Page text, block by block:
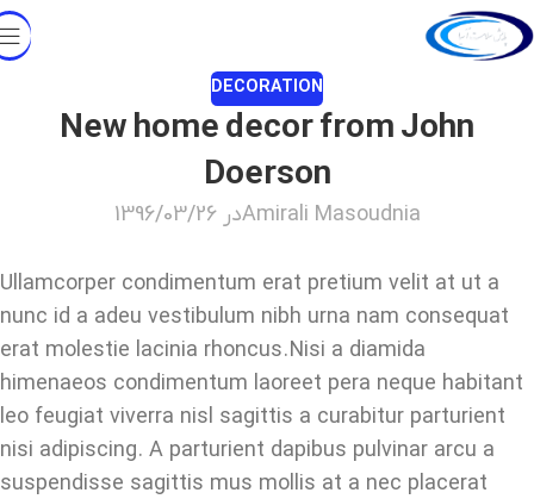
DECORATION
New home decor from John
Doerson
Amirali Masoudniaدر 1396/03/26
Ullamcorper condimentum erat pretium velit at ut a
nunc id a adeu vestibulum nibh urna nam consequat
erat molestie lacinia rhoncus. Nisi a diamida
himenaeos condimentum laoreet pera neque habitant
leo feugiat viverra nisl sagittis a curabitur parturient
nisi adipiscing. A parturient dapibus pulvinar arcu a
suspendisse sagittis mus mollis at a nec placerat